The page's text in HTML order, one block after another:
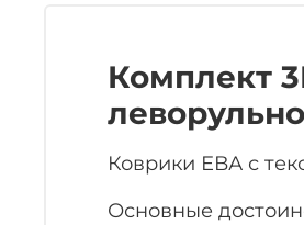
Комплект
Коврики ЕВА с
Основные